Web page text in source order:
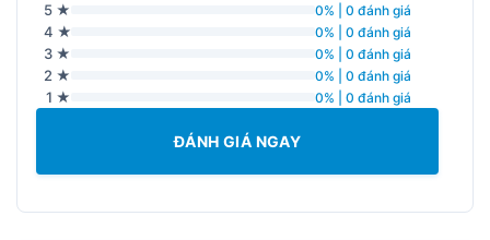
5 ★ 0% | 0 đánh giá
4 ★ 0% | 0 đánh giá
3 ★ 0% | 0 đánh giá
2 ★ 0% | 0 đánh giá
1 ★ 0% | 0 đánh giá
ĐÁNH GIÁ NGAY